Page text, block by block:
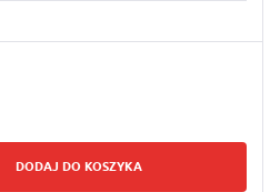
DODAJ DO KOSZYKA